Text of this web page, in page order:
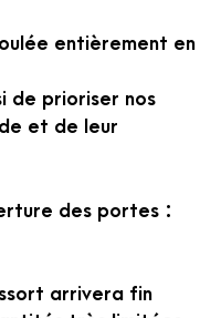
entièrement en
de prioriser nos
et de leur
des portes :
arrivera fin